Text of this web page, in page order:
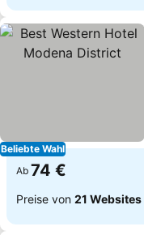
Beliebte Wahl
Ab 74 €
Preise von 21 Websites